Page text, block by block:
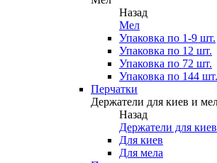
Назад
Мел
Упаковка по 1-9 шт.
Упаковка по 12 шт.
Упаковка по 72 шт.
Упаковка по 144 шт.
Перчатки
Держатели для киев и
Назад
Держатели для
Для киев
Для мела